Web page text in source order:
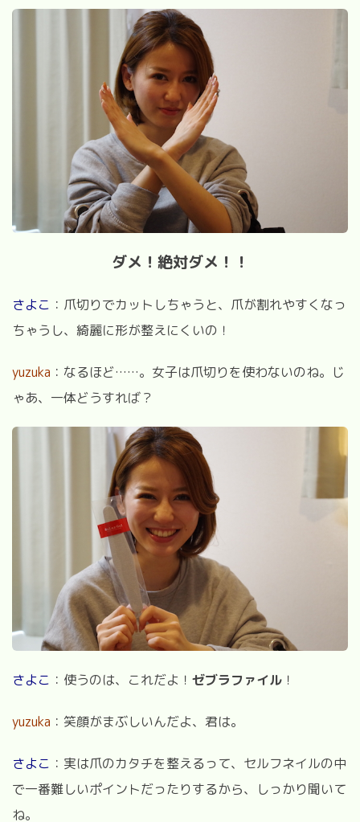
ダメ！絶対ダメ！！
さよこ ：爪切りでカットしちゃうと、爪が割れやすくなっ
ちゃうし、綺麗に形が整えにくいの！
yuzuka ：なるほど……。女子は爪切りを使わないのね。じ
ゃあ、一体どうすれば？
さよこ ：使うのは、これだよ！ ゼブラファイル ！
yuzuka ：笑顔がまぶしいんだよ、君は。
さよこ ：実は爪のカタチを整えるって、セルフネイルの中
で一番難しいポイントだったりするから、しっかり聞いて
ね。